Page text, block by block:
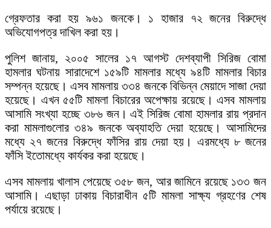
গ্রেফতার করা হয় ৯৬১ জনকে। ১ হাজার ৭২ জনের বিরুদ্ধে
অভিযোগপত্র দাখিল করা হয়।
পুলিশ জানায়, ২০০৫ সালের ১৭ আগস্ট দেশব্যাপী সিরিজ বোমা
হামলার ঘটনায় সারাদেশে ১৫৯টি মামলার মধ্যে ৯৪টি মামলার বিচার
সম্পন্ন হয়েছে। এসব মামলায় ৩৩৪ জনকে বিভিন্ন মেয়াদে সাজা দেয়া
হয়েছে। এখন ৫৫টি মামলা বিচারের অপেক্ষায় রয়েছে। এসব মামলায়
আসামি সংখ্যা হচ্ছে ৩৮৬ জন। এই সিরিজ বোমা হামলার রায় প্রদান
করা মামলাগুলোর ৩৪৯ জনকে অব্যাহতি দেয়া হয়েছে। আসামিদের
মধ্যে ২৭ জনের বিরুদ্ধে ফাঁসির রায় দেয়া হয়। এরমধ্যে ৮ জনের
ফাঁসি ইতোমধ্যে কার্যকর করা হয়েছে।
এসব মামলায় খালাস পেয়েছে ৩৫৮ জন, আর জামিনে রয়েছে ১৩৩ জন
আসামি। এছাড়া ঢাকায় বিচারাধীন ৫টি মামলা সাক্ষ্য গ্রহণের শেষ
পর্যায়ে রয়েছে।